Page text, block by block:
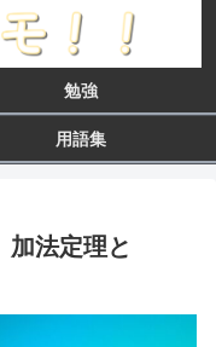
勉強
用語集
加法定理と